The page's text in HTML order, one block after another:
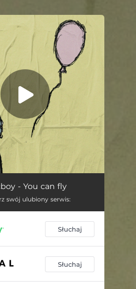
set!
- You can fly
swój ulubiony serwis:
Słuchaj
Słuchaj